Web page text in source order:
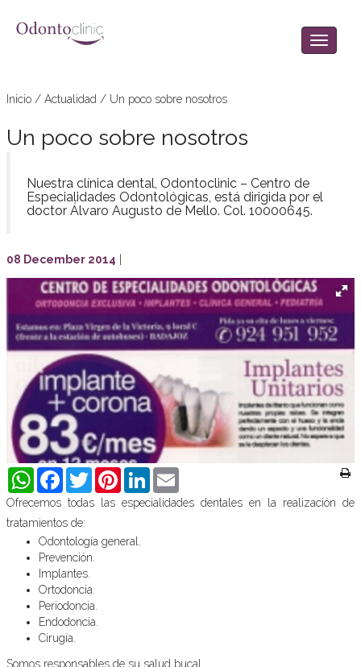
Inicio / Actualidad / Un poco sobre nosotros
Un poco sobre nosotros
Nuestra clínica dental, Odontoclinic – Centro de
Especialidades Odontológicas, está dirigida por el
doctor Álvaro Augusto de Mello. Col. 10000645.
08 December 2014
WhatsAppFacebookTwitterPinterestLinkedIn
Ofrecemos todas las especialidades dentales en la realización de
tratamientos de:
Odontología general.
Prevención.
Implantes.
Ortodoncia.
Periodoncia.
Endodoncia.
Cirugía.
Somos responsables de su salud bucal.